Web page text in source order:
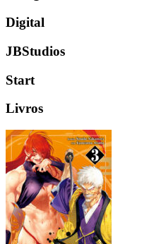
Digital
JBStudios
Start
Livros